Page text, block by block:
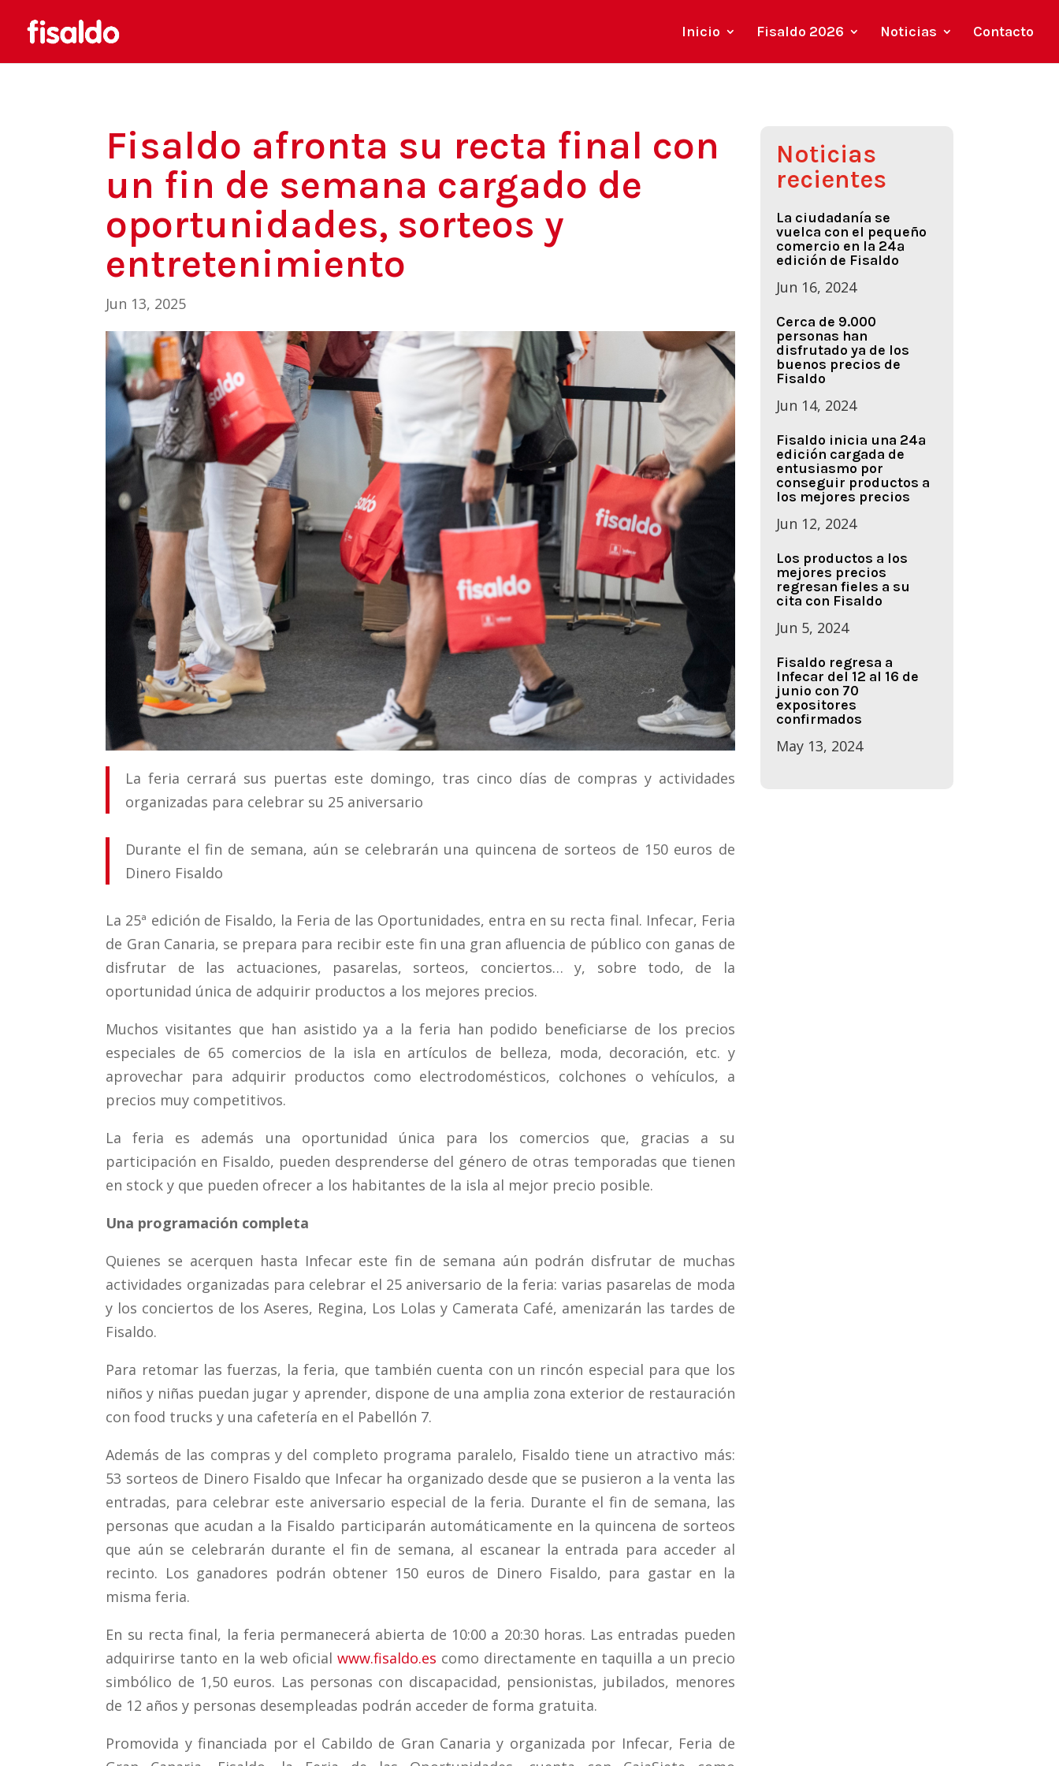
Inicio Fisaldo 2026 Noticias Contacto
Fisaldo afronta su recta final con
un fin de semana cargado de
oportunidades, sorteos y
entretenimiento
Jun 13, 2025
La feria cerrará sus puertas este domingo, tras cinco días de compras y actividades
organizadas para celebrar su 25 aniversario
Durante el fin de semana, aún se celebrarán una quincena de sorteos de 150 euros de
Dinero Fisaldo
La 25ª edición de Fisaldo, la Feria de las Oportunidades, entra en su recta final. Infecar, Feria
de Gran Canaria, se prepara para recibir este fin una gran afluencia de público con ganas de
disfrutar de las actuaciones, pasarelas, sorteos, conciertos… y, sobre todo, de la
oportunidad única de adquirir productos a los mejores precios.
Muchos visitantes que han asistido ya a la feria han podido beneficiarse de los precios
especiales de 65 comercios de la isla en artículos de belleza, moda, decoración, etc. y
aprovechar para adquirir productos como electrodomésticos, colchones o vehículos, a
precios muy competitivos.
La feria es además una oportunidad única para los comercios que, gracias a su
participación en Fisaldo, pueden desprenderse del género de otras temporadas que tienen
en stock y que pueden ofrecer a los habitantes de la isla al mejor precio posible.
Una programación completa
Quienes se acerquen hasta Infecar este fin de semana aún podrán disfrutar de muchas
actividades organizadas para celebrar el 25 aniversario de la feria: varias pasarelas de moda
y los conciertos de los Aseres, Regina, Los Lolas y Camerata Café, amenizarán las tardes de
Fisaldo.
Para retomar las fuerzas, la feria, que también cuenta con un rincón especial para que los
niños y niñas puedan jugar y aprender, dispone de una amplia zona exterior de restauración
con food trucks y una cafetería en el Pabellón 7.
Además de las compras y del completo programa paralelo, Fisaldo tiene un atractivo más:
53 sorteos de Dinero Fisaldo que Infecar ha organizado desde que se pusieron a la venta las
entradas, para celebrar este aniversario especial de la feria. Durante el fin de semana, las
personas que acudan a la Fisaldo participarán automáticamente en la quincena de sorteos
que aún se celebrarán durante el fin de semana, al escanear la entrada para acceder al
recinto. Los ganadores podrán obtener 150 euros de Dinero Fisaldo, para gastar en la
misma feria.
En su recta final, la feria permanecerá abierta de 10:00 a 20:30 horas. Las entradas pueden
adquirirse tanto en la web oficialwww.fisaldo.es como directamente en taquilla a un precio
simbólico de 1,50 euros. Las personas con discapacidad, pensionistas, jubilados, menores
de 12 años y personas desempleadas podrán acceder de forma gratuita.
Promovida y financiada por el Cabildo de Gran Canaria y organizada por Infecar, Feria de
Noticias
recientes
La ciudadanía se
vuelca con el pequeño
comercio en la 24ª
edición de Fisaldo
Jun 16, 2024
Cerca de 9.000
personas han
disfrutado ya de los
buenos precios de
Fisaldo
Jun 14, 2024
Fisaldo inicia una 24ª
edición cargada de
entusiasmo por
conseguir productos a
los mejores precios
Jun 12, 2024
Los productos a los
mejores precios
regresan fieles a su
cita con Fisaldo
Jun 5, 2024
Fisaldo regresa a
Infecar del 12 al 16 de
junio con 70
expositores
confirmados
May 13, 2024